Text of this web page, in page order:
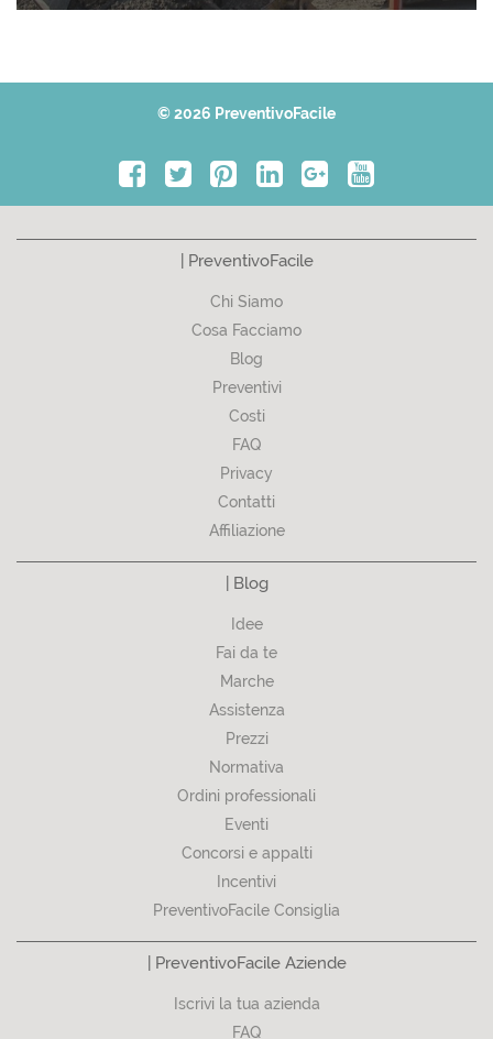
© 2026 PreventivoFacile
| PreventivoFacile
Chi Siamo
Cosa Facciamo
Blog
Preventivi
Costi
FAQ
Privacy
Contatti
Affiliazione
| Blog
Idee
Fai da te
Marche
Assistenza
Prezzi
Normativa
Ordini professionali
Eventi
Concorsi e appalti
Incentivi
PreventivoFacile Consiglia
| PreventivoFacile Aziende
Iscrivi la tua azienda
FAQ